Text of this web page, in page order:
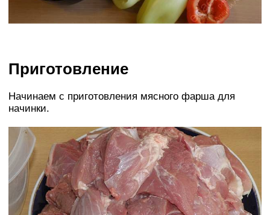
Приготовление
Начинаем с приготовления мясного фарша для
начинки.